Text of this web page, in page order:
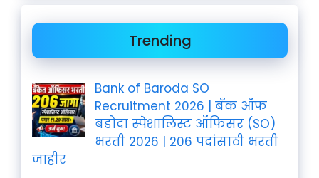
Trending
Bank of Baroda SO
Recruitment 2026 | बँक ऑफ
बडोदा स्पेशालिस्ट ऑफिसर (SO)
भरती 2026 | 206 पदांसाठी भरती
जाहीर